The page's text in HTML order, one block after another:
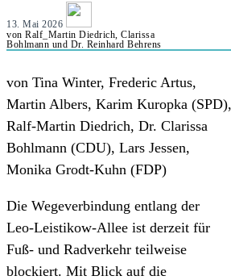
13. Mai 2026
von Ralf_Martin Diedrich, Clarissa
Bohlmann und Dr. Reinhard Behrens
von Tina Winter, Frederic Artus,
Martin Albers, Karim Kuropka (SPD),
Ralf-Martin Diedrich, Dr. Clarissa
Bohlmann (CDU), Lars Jessen,
Monika Grodt-Kuhn (FDP)
Die Wegeverbindung entlang der
Leo‑Leistikow‑Allee ist derzeit für
Fuß- und Radverkehr teilweise
blockiert. Mit Blick auf die